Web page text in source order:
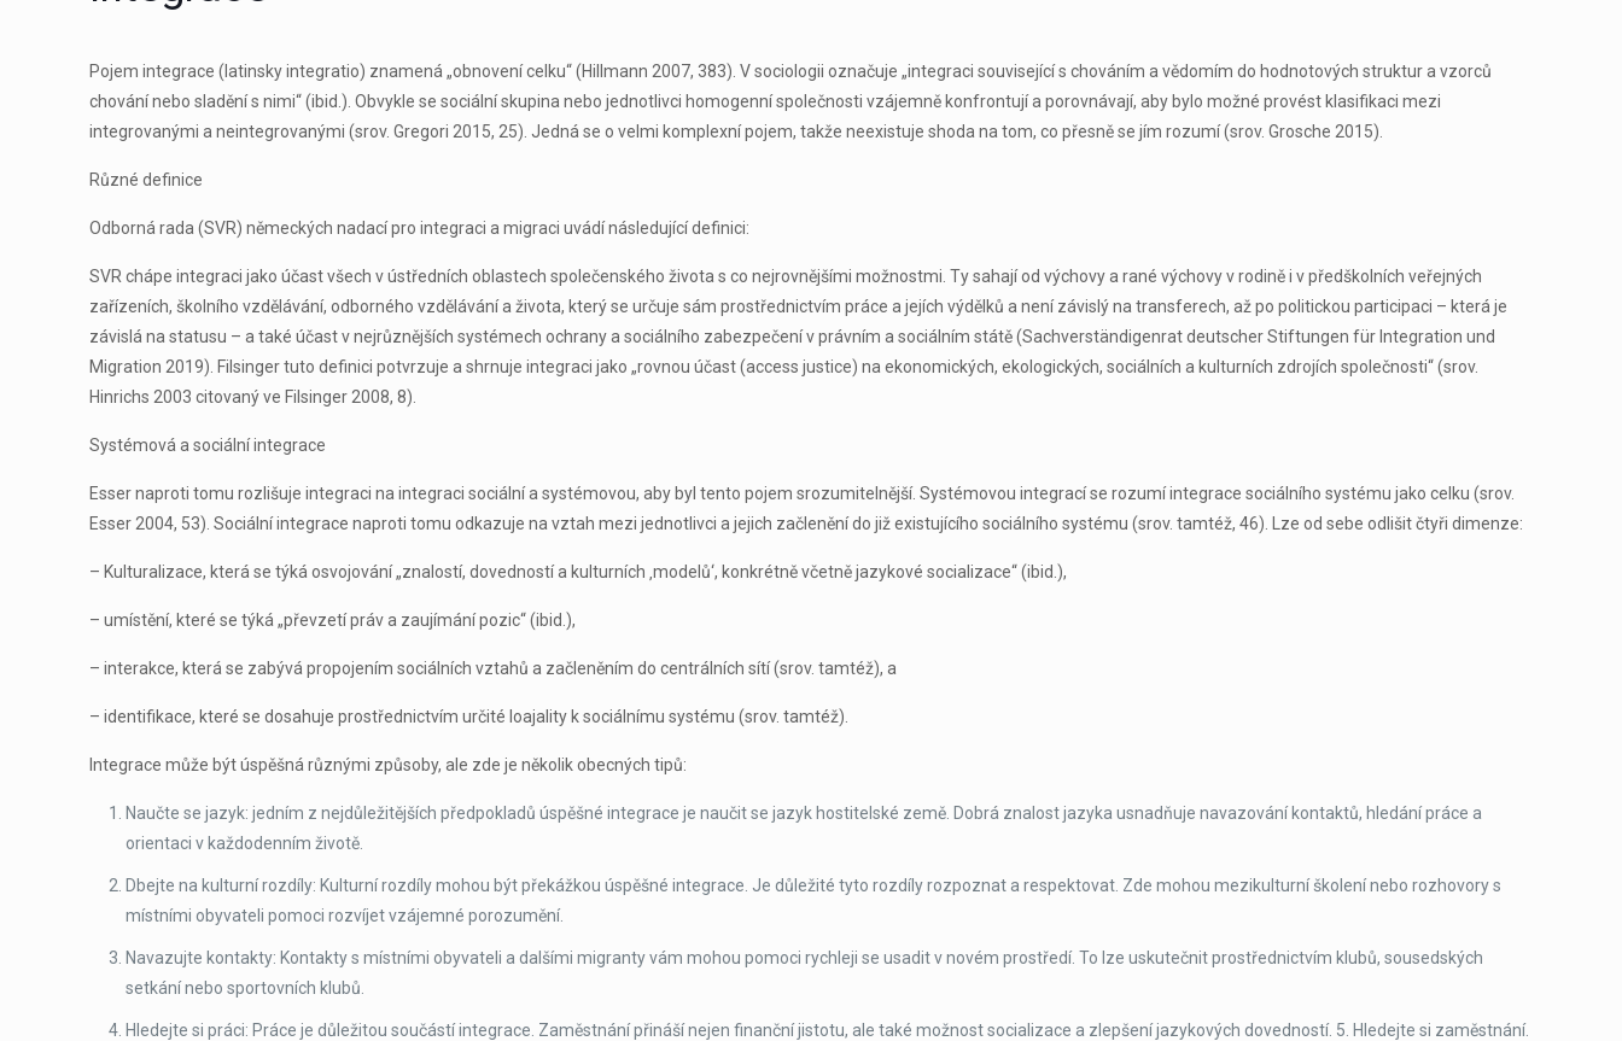
Pojem integrace (latinsky integratio) znamená „obnovení celku“ (Hillmann 2007, 383). V sociologii označuje „integraci související s chováním a vědomím do hodnotových struktur a vzorců
chování nebo sladění s nimi“ (ibid.). Obvykle se sociální skupina nebo jednotlivci homogenní společnosti vzájemně konfrontují a porovnávají, aby bylo možné provést klasifikaci mezi
integrovanými a neintegrovanými (srov. Gregori 2015, 25). Jedná se o velmi komplexní pojem, takže neexistuje shoda na tom, co přesně se jím rozumí (srov. Grosche 2015).
Různé definice
Odborná rada (SVR) německých nadací pro integraci a migraci uvádí následující definici:
SVR chápe integraci jako účast všech v ústředních oblastech společenského života s co nejrovnějšími možnostmi. Ty sahají od výchovy a rané výchovy v rodině i v předškolních veřejných
zařízeních, školního vzdělávání, odborného vzdělávání a života, který se určuje sám prostřednictvím práce a jejích výdělků a není závislý na transferech, až po politickou participaci – která je
závislá na statusu – a také účast v nejrůznějších systémech ochrany a sociálního zabezpečení v právním a sociálním státě (Sachverständigenrat deutscher Stiftungen für Integration und
Migration 2019). Filsinger tuto definici potvrzuje a shrnuje integraci jako „rovnou účast (access justice) na ekonomických, ekologických, sociálních a kulturních zdrojích společnosti“ (srov.
Hinrichs 2003 citovaný ve Filsinger 2008, 8).
Systémová a sociální integrace
Esser naproti tomu rozlišuje integraci na integraci sociální a systémovou, aby byl tento pojem srozumitelnější. Systémovou integrací se rozumí integrace sociálního systému jako celku (srov.
Esser 2004, 53). Sociální integrace naproti tomu odkazuje na vztah mezi jednotlivci a jejich začlenění do již existujícího sociálního systému (srov. tamtéž, 46). Lze od sebe odlišit čtyři dimenze:
– Kulturalizace, která se týká osvojování „znalostí, dovedností a kulturních ‚modelů‘, konkrétně včetně jazykové socializace“ (ibid.),
– umístění, které se týká „převzetí práv a zaujímání pozic“ (ibid.),
– interakce, která se zabývá propojením sociálních vztahů a začleněním do centrálních sítí (srov. tamtéž), a
– identifikace, které se dosahuje prostřednictvím určité loajality k sociálnímu systému (srov. tamtéž).
Integrace může být úspěšná různými způsoby, ale zde je několik obecných tipů:
Naučte se jazyk: jedním z nejdůležitějších předpokladů úspěšné integrace je naučit se jazyk hostitelské země. Dobrá znalost jazyka usnadňuje navazování kontaktů, hledání práce a
orientaci v každodenním životě.
Dbejte na kulturní rozdíly: Kulturní rozdíly mohou být překážkou úspěšné integrace. Je důležité tyto rozdíly rozpoznat a respektovat. Zde mohou mezikulturní školení nebo rozhovory s
místními obyvateli pomoci rozvíjet vzájemné porozumění.
Navazujte kontakty: Kontakty s místními obyvateli a dalšími migranty vám mohou pomoci rychleji se usadit v novém prostředí. To lze uskutečnit prostřednictvím klubů, sousedských
setkání nebo sportovních klubů.
Hledejte si práci: Práce je důležitou součástí integrace. Zaměstnání přináší nejen finanční jistotu, ale také možnost socializace a zlepšení jazykových dovedností. 5. Hledejte si zaměstnání.